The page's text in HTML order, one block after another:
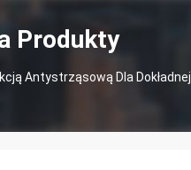
Nami
Produkty
Antystrząsową Dla Dokładnej